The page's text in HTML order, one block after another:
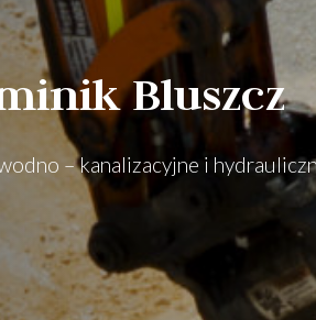
Bluszcz
– kanalizacyjne i